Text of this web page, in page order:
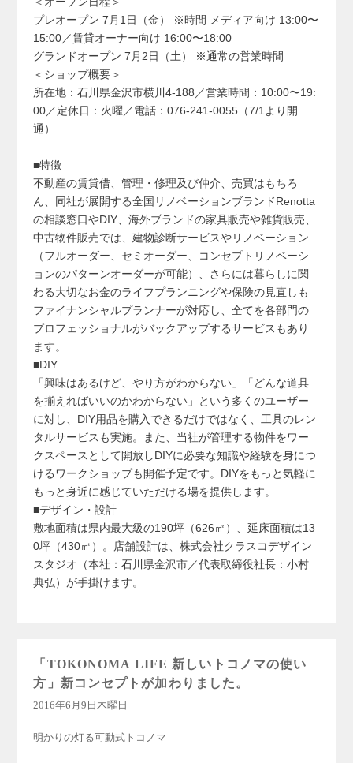
プレオープン 7月1日（金） ※時間 メディア向け 13:00〜
15:00／賃貸オーナー向け 16:00〜18:00
グランドオープン 7月2日（土） ※通常の営業時間
＜ショップ概要＞
所在地：石川県金沢市横川4-188／営業時間：10:00〜19:
00／定休日：火曜／電話：076-241-0055（7/1より開
通）
■特徴
不動産の賃貸借、管理・修理及び仲介、売買はもちろ
ん、同社が展開する全国リノベーションブランドRenotta
の相談窓口やDIY、海外ブランドの家具販売や雑貨販売、
中古物件販売では、建物診断サービスやリノベーション
（フルオーダー、セミオーダー、コンセプトリノベーシ
ョンのパターンオーダーが可能）、さらには暮らしに関
わる大切なお金のライフプランニングや保険の見直しも
ファイナンシャルプランナーが対応し、全てを各部門の
プロフェッショナルがバックアップするサービスもあり
ます。
■DIY
「興味はあるけど、やり方がわからない」「どんな道具
を揃えればいいのかわからない」という多くのユーザー
に対し、DIY用品を購入できるだけではなく、工具のレン
タルサービスも実施。また、当社が管理する物件をワー
クスペースとして開放しDIYに必要な知識や経験を身につ
けるワークショップも開催予定です。DIYをもっと気軽に
もっと身近に感じていただける場を提供します。
■デザイン・設計
敷地面積は県内最大級の190坪（626㎡）、延床面積は13
0坪（430㎡）。店舗設計は、株式会社クラスコデザイン
スタジオ（本社：石川県金沢市／代表取締役社長：小村
典弘）が手掛けます。
「TOKONOMA LIFE 新しいトコノマの使い
方」新コンセプトが加わりました。
2016年6月9日木曜日
明かりの灯る可動式トコノマ